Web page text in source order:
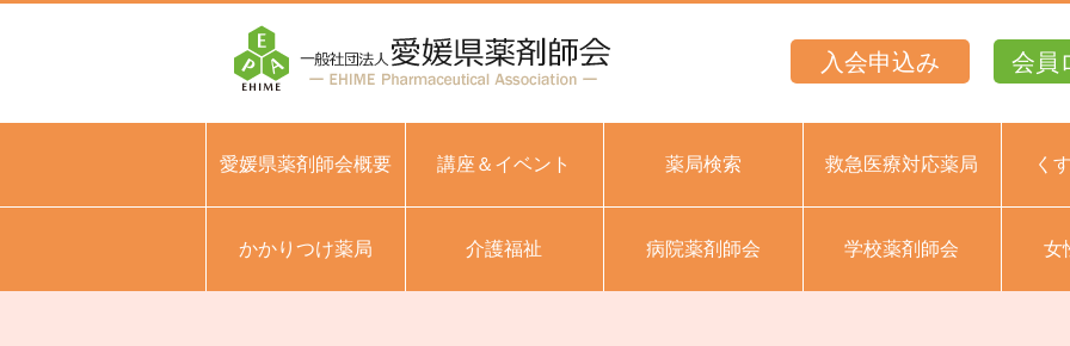
会員
入会申込み
愛媛県薬剤師会概要 講座＆イベント 薬局検索 救急医療対応薬局 く
かかりつけ薬局 介護福祉 病院薬剤師会 学校薬剤師会 女